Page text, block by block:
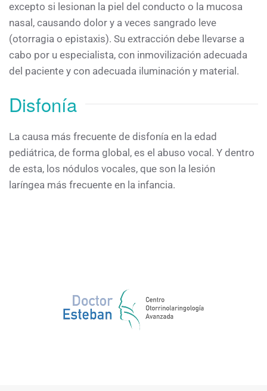
excepto si lesionan la piel del conducto o la mucosa
nasal, causando dolor y a veces sangrado leve
(otorragia o epistaxis). Su extracción debe llevarse a
cabo por u especialista, con inmovilización adecuada
del paciente y con adecuada iluminación y material.
Disfonía
La causa más frecuente de disfonía en la edad
pediátrica, de forma global, es el abuso vocal. Y dentro
de esta, los nódulos vocales, que son la lesión
laríngea más frecuente en la infancia.